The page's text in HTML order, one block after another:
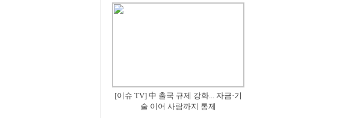
[이슈 TV] 中 출국 규제 강화... 자금·기
술 이어 사람까지 통제